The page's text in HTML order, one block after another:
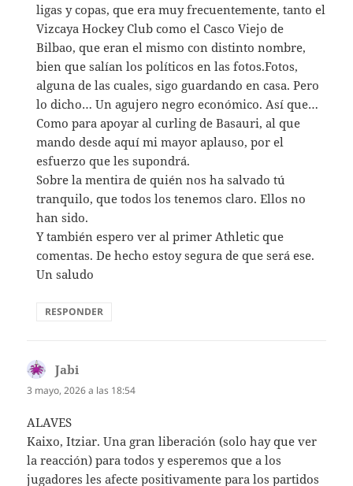
ligas y copas, que era muy frecuentemente, tanto el
Vizcaya Hockey Club como el Casco Viejo de
Bilbao, que eran el mismo con distinto nombre,
bien que salían los políticos en las fotos.Fotos,
alguna de las cuales, sigo guardando en casa. Pero
lo dicho… Un agujero negro económico. Así que…
Como para apoyar al curling de Basauri, al que
mando desde aquí mi mayor aplauso, por el
esfuerzo que les supondrá.
Sobre la mentira de quién nos ha salvado tú
tranquilo, que todos los tenemos claro. Ellos no
han sido.
Y también espero ver al primer Athletic que
comentas. De hecho estoy segura de que será ese.
Un saludo
RESPONDER
Jabi
3 mayo, 2026 a las 18:54
ALAVES
Kaixo, Itziar. Una gran liberación (solo hay que ver
la reacción) para todos y esperemos que a los
jugadores les afecte positivamente para los partidos